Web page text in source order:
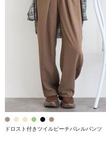
ドロスト付きツイルピーチバレルパンツ